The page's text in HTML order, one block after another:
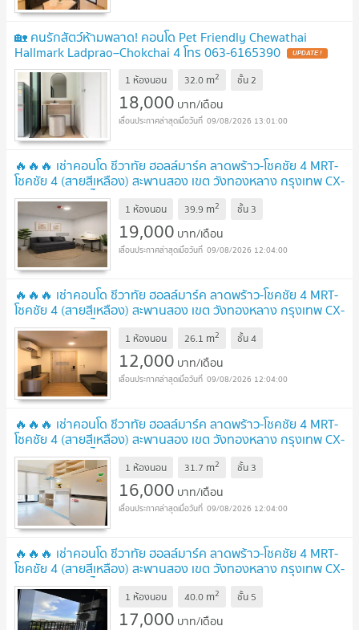
🏡 คนรักสัตว์ห้ามพลาด! คอนโด Pet Friendly Chewathai
Hallmark Ladprao–Chokchai 4 โทร 063-6165390 UPDATE !
1 ห้องนอน 32.0 m2 ชั้น2
18,000 บาท/เดือน
09/08/2026 13:01:00
🔥🔥🔥 เช่าคอนโด ชีวาทัย ฮอลล์มาร์ค ลาดพร้าว-โชคชัย 4 MRT-
โชคชัย 4 (สายสีเหลือง) สะพานสอง เขต วังทองหลาง กรุงเทพ CX-
147074 ✅ ทักไลน์ @connexproperty ตอบทันที ทีมงานมือ
อาชีพ ✅ 🔥🔥🔥 UPDATE !
1 ห้องนอน 39.9 m2 ชั้น 3
19,000 บาท/เดือน
09/08/2026 12:04:00
🔥🔥🔥 เช่าคอนโด ชีวาทัย ฮอลล์มาร์ค ลาดพร้าว-โชคชัย 4 MRT-
โชคชัย 4 (สายสีเหลือง) สะพานสอง เขต วังทองหลาง กรุงเทพ CX-
114069 ✅ ทักไลน์ @connexproperty ตอบทันที ทีมงานมือ
อาชีพ ✅ 🔥🔥🔥 UPDATE !
1 ห้องนอน 26.1 m2 ชั้น4
12,000 บาท/เดือน
09/08/2026 12:04:00
🔥🔥🔥 เช่าคอนโด ชีวาทัย ฮอลล์มาร์ค ลาดพร้าว-โชคชัย 4 MRT-
โชคชัย 4 (สายสีเหลือง) สะพานสอง เขต วังทองหลาง กรุงเทพ CX-
109774 ✅ ทักไลน์ @connexproperty ตอบทันที ทีมงานมือ
อาชีพ ✅ 🔥🔥🔥 UPDATE !
1 ห้องนอน 31.7 m2 ชั้น 3
16,000 บาท/เดือน
09/08/2026 12:04:00
🔥🔥🔥 เช่าคอนโด ชีวาทัย ฮอลล์มาร์ค ลาดพร้าว-โชคชัย 4 MRT-
โชคชัย 4 (สายสีเหลือง) สะพานสอง เขต วังทองหลาง กรุงเทพ CX-
109561 ✅ ทักไลน์ @connexproperty ตอบทันที ทีมงานมือ
อาชีพ ✅ 🔥🔥🔥 UPDATE !
1 ห้องนอน 40.0 m2 ชั้น 5
17,000 บาท/เดือน